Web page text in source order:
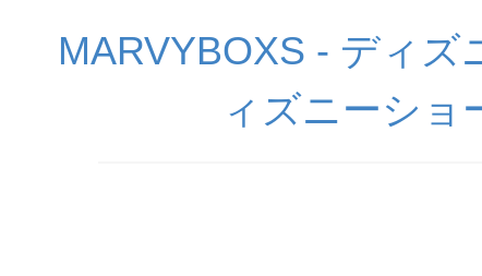
MARVYBOXS - ディ
ィズニーショ